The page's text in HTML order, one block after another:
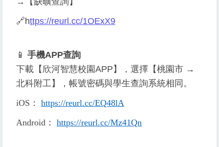
🔗https://reurl.cc/1OExX9
📱 手機APP查詢
下載【欣河智慧校園APP】，選擇【桃園市 →
北科附工】，帳號密碼與學生查詢系統相同。
iOS ： https://reurl.cc/EQ48lA
Android ： https://reurl.cc/Mz41Qn